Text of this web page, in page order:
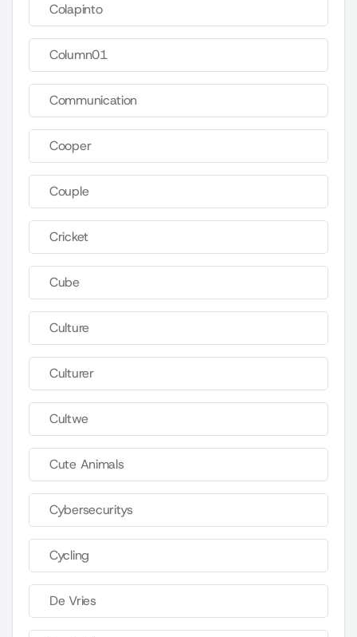
Colapinto
Column01
Communication
Cooper
Couple
Cricket
Cube
Culture
Culturer
Cultwe
Cute Animals
Cybersecuritys
Cycling
De Vries